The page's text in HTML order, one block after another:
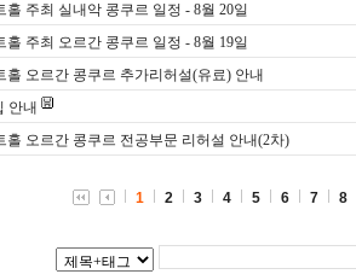
홀 주최 실내악 콩쿠르 일정 - 8월 20일
홀 주최 오르간 콩쿠르 일정 - 8월 19일
홀 오르간 콩쿠르 추가리허설(유료) 안내
안내
홀 오르간 콩쿠르 전공부문 리허설 안내(2차)
1 2 3 4 5 6 7 8